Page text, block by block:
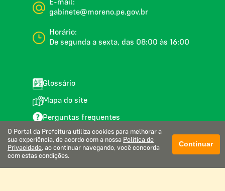
E-mail:
gabinete@moreno.pe.gov.br
Horário:
De segunda a sexta, das 08:00 às 16:00
Glossário
Mapa do site
Perguntas frequentes
Manual de navegação
Política de privacidade
Webmail institucional
O Portal da Prefeitura utiliza cookies para melhorar a
sua experiência, de acordo com a nossa Política de
Privacidade, ao continuar navegando, você concorda
com estas condições.
Continuar